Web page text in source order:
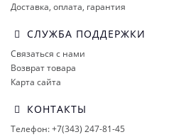
Доставка, оплата, гарантия
СЛУЖБА ПОДДЕРЖКИ
Связаться с нами
Возврат товара
Карта сайта
КОНТАКТЫ
Телефон: +7(343) 247-81-45